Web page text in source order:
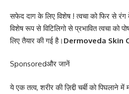
सफेद दाग के लिए विशेष ! त्वचा को फिर से रंग
विशेष रूप से विटिलिगो से प्रभावित त्वचा
लिए तैयार की गई है। Dermoveda Skin
Sponsoredऔर जानें
ये एक तत्व, शरीर की ज़िद्दी चर्बी को पिघलाने